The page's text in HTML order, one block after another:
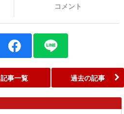
コメント
記事一覧 過去の記事